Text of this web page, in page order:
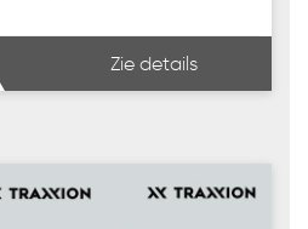
Zie details